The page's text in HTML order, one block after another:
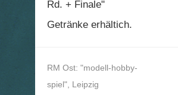
Rd. + Finale"
Getränke erhältich.
RM Ost: "modell-hobby-
spiel", Leipzig